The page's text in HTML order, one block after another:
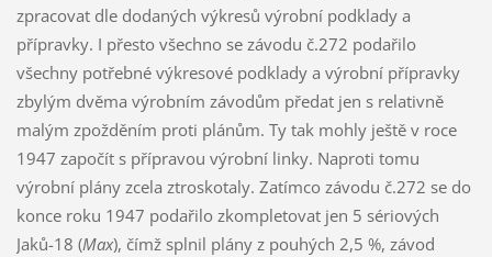
zpracovat dle dodaných výkresů výrobní podklady a
přípravky. I přesto všechno se závodu č.272 podařilo
všechny potřebné výkresové podklady a výrobní přípravky
zbylým dvěma výrobním závodům předat jen s relativně
malým zpožděním proti plánům. Ty tak mohly ještě v roce
1947 započít s přípravou výrobní linky. Naproti tomu
výrobní plány zcela ztroskotaly. Zatímco závodu č.272 se do
konce roku 1947 podařilo zkompletovat jen 5 sériových
Jaků-18 (Max), čímž splnil plány z pouhých 2,5 %, závod